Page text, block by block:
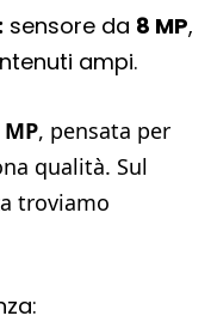
sensore da 8 MP,
ampi.
MP, pensata per
qualità. Sul
troviamo